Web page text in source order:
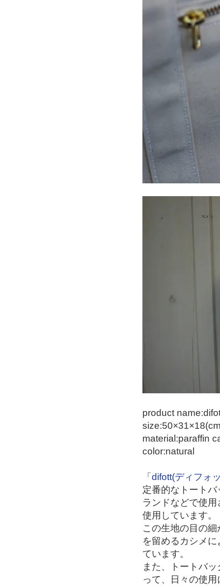
product
material:paraffin
color:natural
「difott(ディフォ
定番的なトート
ランドなどで使
使用しています。
この生地の目の
を留めるカシメ
ています。
また、トートバ
って、日々の使